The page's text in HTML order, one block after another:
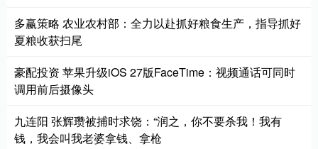
多赢策略 农业农村部：全力以赴抓好粮食生产，指导抓好
夏粮收获扫尾
豪配投资 苹果升级iOS 27版FaceTime：视频通话可同时
调用前后摄像头
九连阳 张辉瓒被捕时求饶：“润之，你不要杀我！我有
钱，我会叫我老婆拿钱、拿枪